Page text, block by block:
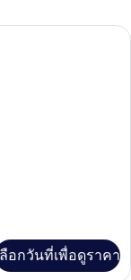
| ตู้นิรภัยในห้องพัก, ผ้า
ลือกวันที่เพื่อดูราคา